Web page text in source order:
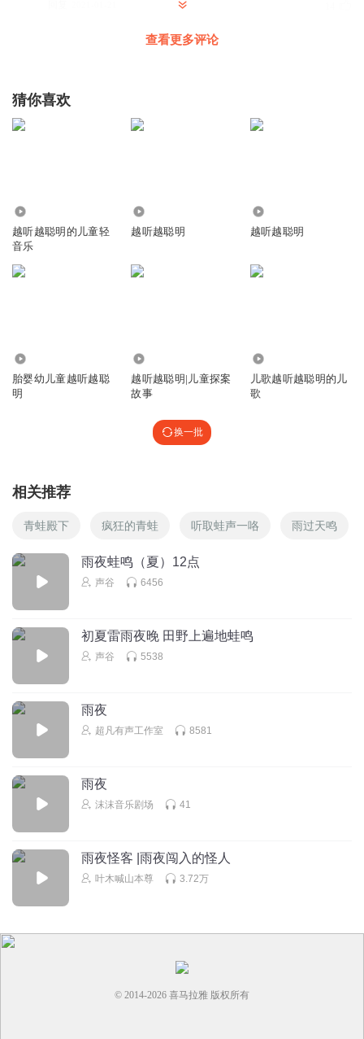
回复 @东营一哥: 五岁了
小小心心念念念
睡前必备，听一会儿很快就睡了
宝也很喜欢，在肚子里面咕叽咕叽回应❤️
回复 2021-04-07
听这个音乐我头感觉要疼爆了😂😂，有一样的吗？
: 我也是，不知道为啥？
理子_bf
回复 2020-10-26 5
1810208yrcs回复 @ 理子_bf : 1。65绝望
听了胎宝宝在动哦
2021-06-08
免得出门总怕陌生环境
2023-04-20
Stufjm
宝宝很喜欢，每晚哄睡必备音乐
查看更多评论
猜你喜欢
越听越聪明的儿童轻
音乐
越听越聪明 越听越聪明
胎婴幼儿童越听越聪
明
越听越聪明|儿童探案
故事
儿歌越听越聪明的儿
歌
换一批
相关推荐
青蛙殿下 疯狂的青蛙 听取蛙声一咯 雨过天鸣
雨夜蛙鸣（夏）12点
声谷 6456
初夏雷雨夜晚 田野上遍地蛙鸣
声谷 5538
雨夜
超凡有声工作室 8581
雨夜
沫沫音乐剧场 41
雨夜怪客 |雨夜闯入的怪人
叶木喊山本尊 3.72万
© 2014-2026 喜马拉雅 版权所有